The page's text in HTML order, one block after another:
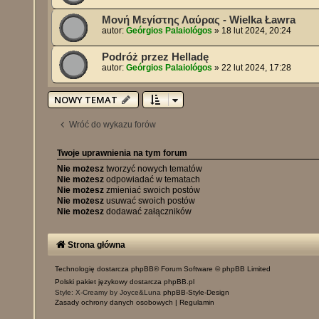
Μονή Μεγίστης Λαύρας - Wielka Ławra
autor:Geórgios Palaiológos » 18 lut 2024, 20:24
Podróż przez Helladę
autor:Geórgios Palaiológos »22 lut 2024, 17:28
NOWY TEMAT
Wróć do wykazu forów
Twoje uprawnienia na tym forum
Nie możesz tworzyć nowych tematów
Nie możesz odpowiadać w tematach
Nie możesz zmieniać swoich postów
Nie możesz usuwać swoich postów
Nie możesz dodawać załączników
Strona główna
Technologię dostarczaphpBB® Forum Software © phpBB Limited
Polski pakiet językowy dostarczaphpBB.pl
Style: X-Creamy by Joyce&LunaphpBB-Style-Design
Zasady ochrony danych osobowych |Regulamin